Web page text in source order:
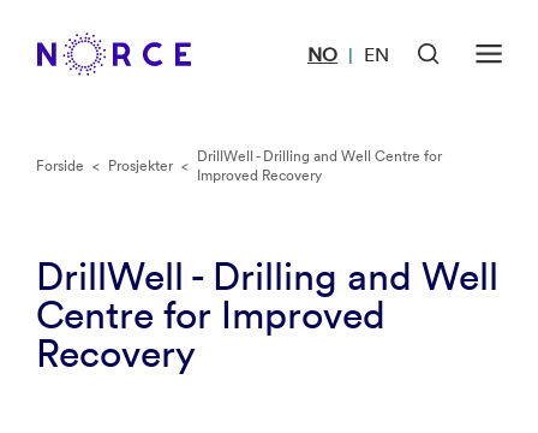
NO | EN
Forside < Prosjekter < DrillWell - Drilling and Well Centre for
Improved Recovery
DrillWell - Drilling and Well
Centre for Improved
Recovery